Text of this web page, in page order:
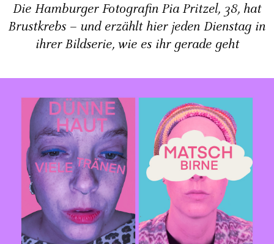
Die Hamburger Fotografin Pia Pritzel, 38, hat
Brustkrebs – und erzählt hier jeden Dienstag in
ihrer Bildserie, wie es ihr gerade geht